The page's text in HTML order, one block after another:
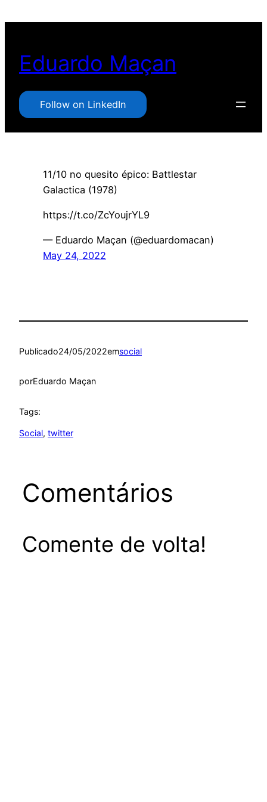
conteúdo
Eduardo Maçan
Follow on LinkedIn
11/10 no quesito épico: Battlestar
Galactica (1978)
https://t.co/ZcYoujrYL9
— Eduardo Maçan (@eduardomacan)
May 24, 2022
Publicado24/05/2022emsocial
porEduardo Maçan
Tags:
Social, twitter
Comentários
Comente de volta!